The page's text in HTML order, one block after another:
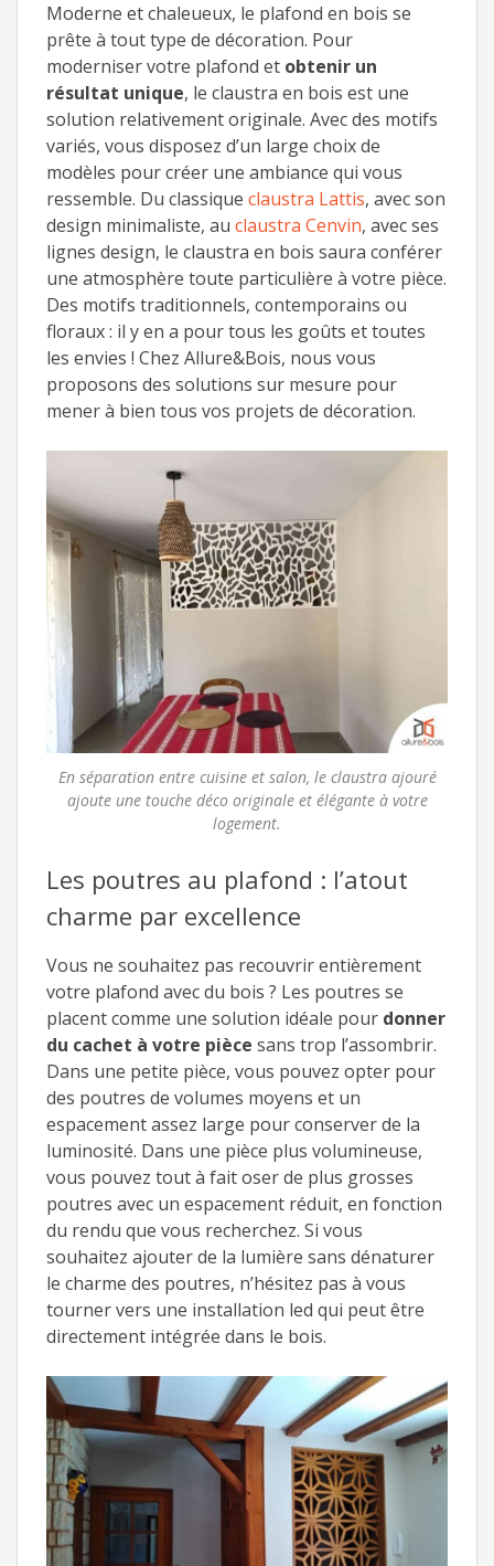
Moderne et chaleueux, le plafond en bois se
prête à tout type de décoration. Pour
moderniser votre plafond et obtenir un
résultat unique, le claustra en bois est une
solution relativement originale. Avec des motifs
variés, vous disposez d’un large choix de
modèles pour créer une ambiance qui vous
ressemble. Du classique claustra Lattis, avec son
design minimaliste, au claustra Cenvin, avec ses
lignes design, le claustra en bois saura conférer
une atmosphère toute particulière à votre pièce.
Des motifs traditionnels, contemporains ou
floraux : il y en a pour tous les goûts et toutes
les envies ! Chez Allure&Bois, nous vous
proposons des solutions sur mesure pour
mener à bien tous vos projets de décoration.
En séparation entre cuisine et salon, le claustra ajouré
ajoute une touche déco originale et élégante à votre
logement.
Les poutres au plafond : l’atout
charme par excellence
Vous ne souhaitez pas recouvrir entièrement
votre plafond avec du bois ? Les poutres se
placent comme une solution idéale pour donner
du cachet à votre pièce sans trop l’assombrir.
Dans une petite pièce, vous pouvez opter pour
des poutres de volumes moyens et un
espacement assez large pour conserver de la
luminosité. Dans une pièce plus volumineuse,
vous pouvez tout à fait oser de plus grosses
poutres avec un espacement réduit, en fonction
du rendu que vous recherchez. Si vous
souhaitez ajouter de la lumière sans dénaturer
le charme des poutres, n’hésitez pas à vous
tourner vers une installation led qui peut être
directement intégrée dans le bois.